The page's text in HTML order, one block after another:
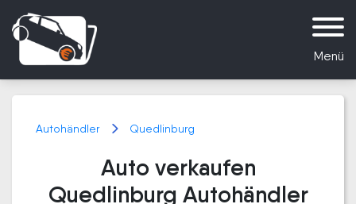
Menü
Autohändler Quedlinburg
Auto verkaufen
Quedlinburg Autohändler